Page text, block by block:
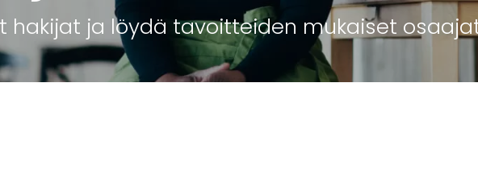
hakijat ja löydä tavoitteiden mukaiset